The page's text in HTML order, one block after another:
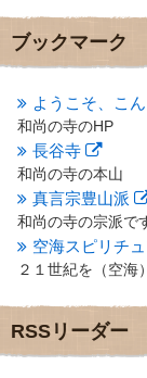
2012年12月(7)
2012年11月(7)
2012年10月
2012年8月
(9)
2012年7月(10)
2012年6月
2012年5月(16)
2012年4月 (16)
2012年3月(17)
2012年2月(20)
2012年1月(25)
2011年11月
2011年10月(31)
2011年9月(24)
ブックマーク
ようこそ、こ
和尚の寺のHP
長谷寺
和尚の寺の本山
真言宗豊山派
和尚の寺の宗派で
空海スピリチ
２１世紀を（空海
地域のライターさ
小豆島 圓満寺
RSSリーダー